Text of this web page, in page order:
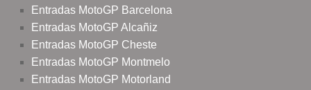
Entradas MotoGP Barcelona
Entradas MotoGP Alcañiz
Entradas MotoGP Cheste
Entradas MotoGP Montmelo
Entradas MotoGP Motorland